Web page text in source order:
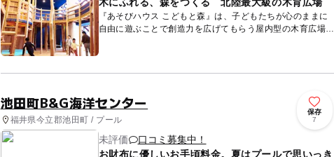
『あそびハウス こどもと森』は、子どもたちが心のままに
自由に遊ぶことで創造力を広げてもらう屋内型の木育広場で
に使っ...
池田町B&G海洋センター
福井県今立郡池田町 / プール
保存
7
未評価
口コミ募集中！
お財布に優しいお手頃料金。夏はプールで思いっき